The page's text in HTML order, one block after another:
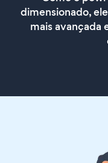
dimensionado,
mais avançada